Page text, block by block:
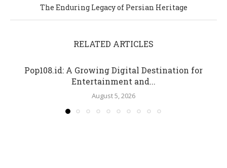
The Enduring Legacy of Persian Heritage
RELATED ARTICLES
Pop108.id: A Growing Digital Destination for
Entertainment and...
August 5, 2026